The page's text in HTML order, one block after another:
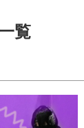
覧